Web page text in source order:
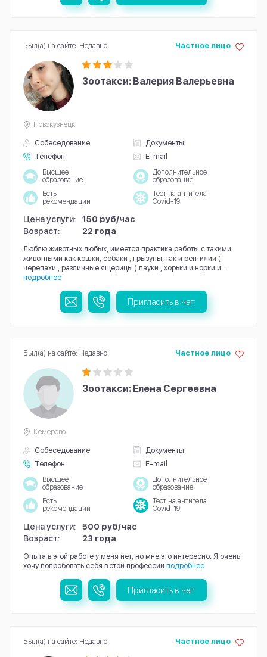
Зоотакси: Валерия Валерьевна
Собеседование
Документы
Телефон
E-mail
Частное лицо
Новокузнецк
Высшее
образование
Дополнительное
образование
Есть
рекомендации
Тест на антитела
Covid-19
Цена услуги:
150 руб/час
Возраст:
22 года
Люблю животных любых, имеется практика работы с такими
животными как кошки, собаки , грызуны, так и рептилии (
черепахи , различные ящерицы ) пауки , хорьки и норки и...
подробнее
Был(а) на сайте: Недавно
Пригласить в чат
Зоотакси: Елена Сергеевна
Собеседование
Документы
Телефон
E-mail
Частное лицо
Кемерово
Высшее
образование
Дополнительное
образование
Есть
рекомендации
Тест на антитела
Covid-19
Цена услуги:
500 руб/час
Возраст:
23 года
Опыта в этой работе у меня нет, но мне это интересно. Я очень
хочу попробовать себя в этой профессии подробнее
Был(а) на сайте: Недавно
Пригласить в чат
Частное лицо
Был(а) на сайте: Недавно